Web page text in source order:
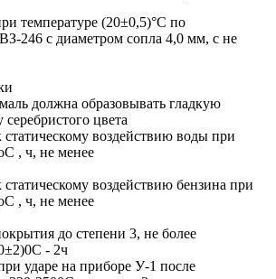
температуре (20±0,5)°С по
246 с диаметром сопла 4,0 мм, с не
должна образовывать гладкую
цвета
воздействию воды при
, ч, не менее
воздействию бензина при
, ч, не менее
до степени 3, не более
- 2ч
ударе на приборе У-1 после